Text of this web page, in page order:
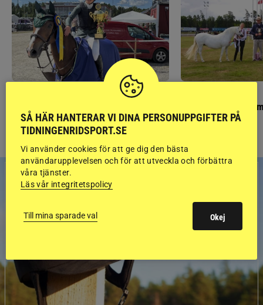
Finaldag med
SÅ HÄR HANTERAR VI DINA PERSONUPPGIFTER PÅ
TIDNINGENRIDSPORT.SE
Vi använder cookies för att ge dig den bästa
användarupplevelsen och för att utveckla och förbättra
våra tjänster.
Läs vår integritetspolicy
Till mina sparade val Okej